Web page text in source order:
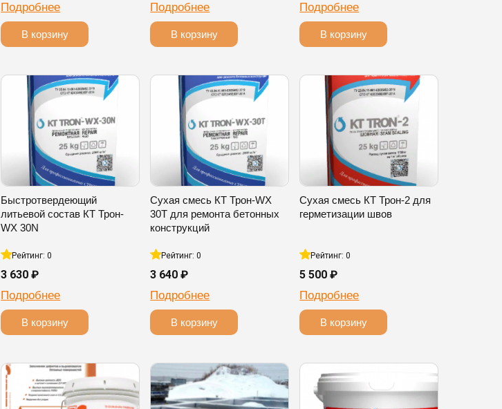
Подробнее
В корзину
Подробнее
В корзину
Подробнее
В корзину
Быстротвердеющий
литьевой состав КТ Трон-
WX 30N
Рейтинг: 0
3 630 ₽
Подробнее
В корзину
Сухая смесь КТ Трон-WX
30T для ремонта бетонных
конструкций
Рейтинг: 0
3 640 ₽
Подробнее
В корзину
Сухая смесь КТ Трон-2 для
герметизации швов
Рейтинг: 0
5 500 ₽
Подробнее
В корзину